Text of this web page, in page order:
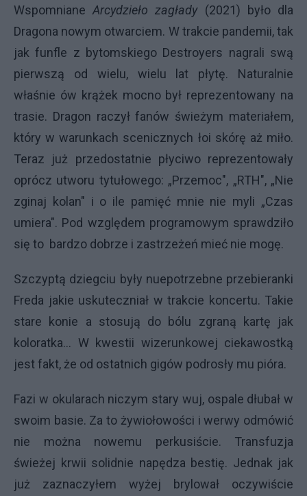
WspomnianeArcydzieło zagłady(2021) było dla
Dragona nowym otwarciem. W trakcie pandemii, tak
jak funfle z bytomskiego Destroyers nagrali swą
pierwszą od wielu, wielu lat płytę. Naturalnie
właśnie ów krążek mocno był reprezentowany na
trasie. Dragon raczył fanów świeżym materiałem,
który w warunkach scenicznych łoi skórę aż miło.
Teraz już przedostatnie płyciwo reprezentowały
oprócz utworu tytułowego: „Przemoc", „RTH", „Nie
zginaj kolan" i o ile pamięć mnie nie myli „Czas
umiera". Pod względem programowym sprawdziło
się to bardzo dobrze i zastrzeżeń mieć nie mogę.
Szczyptą dziegciu były nuepotrzebne przebieranki
Freda jakie uskuteczniał w trakcie koncertu. Takie
stare konie a stosują do bólu zgraną kartę jak
koloratka... W kwestii wizerunkowej ciekawostką
jest fakt, że od ostatnich gigów podrosły mu pióra.
Fazi w okularach niczym stary wuj, ospale dłubał w
swoim basie. Za to żywiołowości i werwy odmówić
nie można nowemu perkusiście. Transfuzja
świeżej krwii solidnie napędza bestię. Jednak jak
już zaznaczyłem wyżej brylował oczywiście